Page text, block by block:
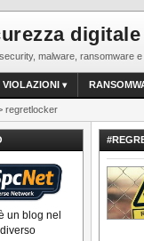
digitale
malware, ransomware
VIOLAZIONI
regretlocker
un blog nel